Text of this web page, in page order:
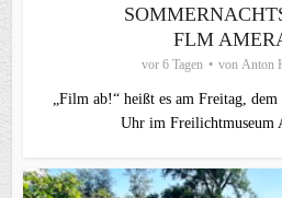
FLM
vor 6 Tagen von Anton
„Film ab!“ heißt es am Freitag,
Uhr im Freilichtmuseum